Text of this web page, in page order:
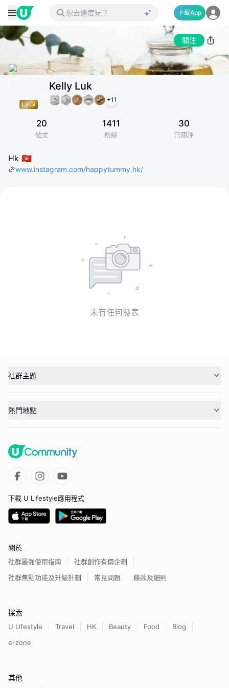
下載App
關注
Kelly Luk
+11
20
帖文
1411
粉絲
30
已關注
Hk 🇭🇰
www.instagram.com/happytummy.hk/
未有任何發表
社群主題
熱門地點
下載 U Lifestyle應用程式
關於
社群最強使用指南
社群創作有價企劃
社群焦點功能及升級計劃
常見問題 條款及細則
探索
U Lifestyle Travel HK Beauty Food
Blog
e-zone
其他